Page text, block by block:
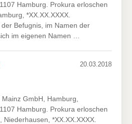
Hamburg. Prokura erloschen
*XX.XX.XXXX.
Befugnis, im Namen der
im eigenen Namen …
20.03.2018
GmbH, Hamburg,
Hamburg. Prokura erloschen
Niederhausen, *XX.XX.XXXX.